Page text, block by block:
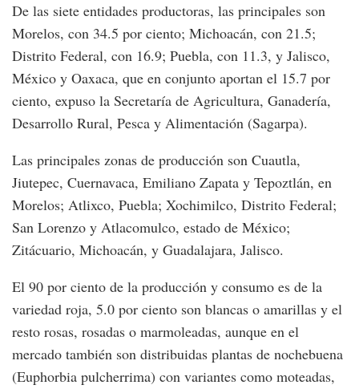
De las siete entidades productoras, las principales son
Morelos, con 34.5 por ciento; Michoacán, con 21.5;
Distrito Federal, con 16.9; Puebla, con 11.3, y Jalisco,
México y Oaxaca, que en conjunto aportan el 15.7 por
ciento, expuso la Secretaría de Agricultura, Ganadería,
Desarrollo Rural, Pesca y Alimentación (Sagarpa).
Las principales zonas de producción son Cuautla,
Jiutepec, Cuernavaca, Emiliano Zapata y Tepoztlán, en
Morelos; Atlixco, Puebla; Xochimilco, Distrito Federal;
San Lorenzo y Atlacomulco, estado de México;
Zitácuario, Michoacán, y Guadalajara, Jalisco.
El 90 por ciento de la producción y consumo es de la
variedad roja, 5.0 por ciento son blancas o amarillas y el
resto rosas, rosadas o marmoleadas, aunque en el
mercado también son distribuidas plantas de nochebuena
(Euphorbia pulcherrima) con variantes como moteadas,